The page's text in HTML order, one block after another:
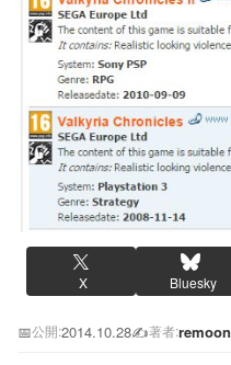
X Bluesky
📅公開:2014.10.28✍️著者:remoon